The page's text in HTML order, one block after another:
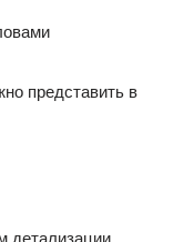
представить в
детализации